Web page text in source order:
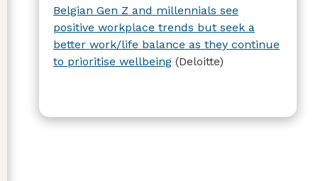
Belgian Gen Z and millennials see
positive workplace trends but seek a
better work/life balance as they continue
to prioritise wellbeing (Deloitte)